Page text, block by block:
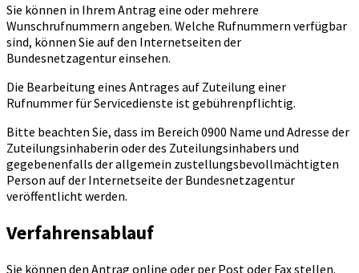
Sie können in Ihrem Antrag eine oder mehrere
Wunschrufnummern angeben. Welche Rufnummern verfügbar
sind, können Sie auf den Internetseiten der
Bundesnetzagentur einsehen.
Die Bearbeitung eines Antrages auf Zuteilung einer
Rufnummer für Servicedienste ist gebührenpflichtig.
Bitte beachten Sie, dass im Bereich 0900 Name und Adresse der
Zuteilungsinhaberin oder des Zuteilungsinhabers und
gegebenenfalls der allgemein zustellungsbevollmächtigten
Person auf der Internetseite der Bundesnetzagentur
veröffentlicht werden.
Verfahrensablauf
Sie können den Antrag online oder per Post oder Fax stellen.